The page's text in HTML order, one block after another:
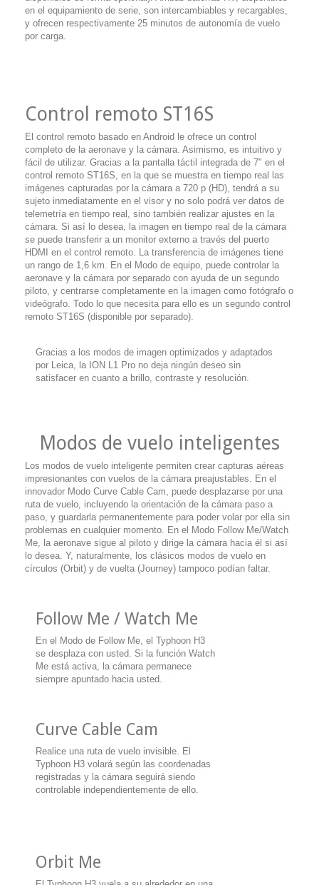
en el equipamiento de serie, son intercambiables y recargables,
y ofrecen respectivamente 25 minutos de autonomía de vuelo
por carga.
Control remoto ST16S
El control remoto basado en Android le ofrece un control
completo de la aeronave y la cámara. Asimismo, es intuitivo y
fácil de utilizar. Gracias a la pantalla táctil integrada de 7" en el
control remoto ST16S, en la que se muestra en tiempo real las
imágenes capturadas por la cámara a 720 p (HD), tendrá a su
sujeto inmediatamente en el visor y no solo podrá ver datos de
telemetría en tiempo real, sino también realizar ajustes en la
cámara. Si así lo desea, la imagen en tiempo real de la cámara
se puede transferir a un monitor externo a través del puerto
HDMI en el control remoto. La transferencia de imágenes tiene
un rango de 1,6 km. En el Modo de equipo, puede controlar la
aeronave y la cámara por separado con ayuda de un segundo
piloto, y centrarse completamente en la imagen como fotógrafo o
videógrafo. Todo lo que necesita para ello es un segundo control
remoto ST16S (disponible por separado).
Gracias a los modos de imagen optimizados y adaptados
por Leica, la ION L1 Pro no deja ningún deseo sin
satisfacer en cuanto a brillo, contraste y resolución.
Modos de vuelo inteligentes
Los modos de vuelo inteligente permiten crear capturas aéreas
impresionantes con vuelos de la cámara preajustables. En el
innovador Modo Curve Cable Cam, puede desplazarse por una
ruta de vuelo, incluyendo la orientación de la cámara paso a
paso, y guardarla permanentemente para poder volar por ella sin
problemas en cualquier momento. En el Modo Follow Me/Watch
Me, la aeronave sigue al piloto y dirige la cámara hacia él si así
lo desea. Y, naturalmente, los clásicos modos de vuelo en
círculos (Orbit) y de vuelta (Journey) tampoco podían faltar.
Follow Me / Watch Me
En el Modo de Follow Me, el Typhoon H3
se desplaza con usted. Si la función Watch
Me está activa, la cámara permanece
siempre apuntado hacia usted.
Curve Cable Cam
Realice una ruta de vuelo invisible. El
Typhoon H3 volará según las coordenadas
registradas y la cámara seguirá siendo
controlable independientemente de ello.
Orbit Me